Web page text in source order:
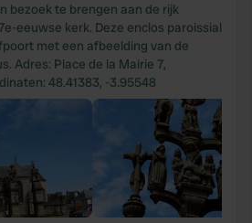
bezoek te brengen aan de rijk
eeuwse kerk. Deze enclos paroissial
met een afbeelding van de
Adres: Place de la Mairie 7,
48.41383, -3.95548